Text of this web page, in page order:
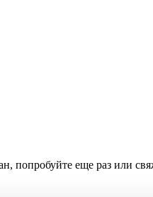
попробуйте еще раз или